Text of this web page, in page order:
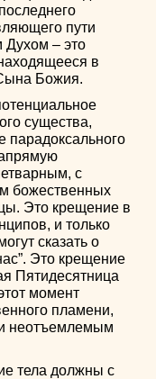
пути
Духом – это
в
Божия.
существа,
парадоксального
с
божественных
Это крещение в
и только
сказать о
Это крещение
Пятидесятница
момент
пламени,
неотъемлемым
тела должны с